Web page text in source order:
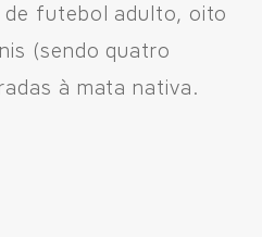
de futebol adulto, oito
(sendo quatro
à mata nativa.